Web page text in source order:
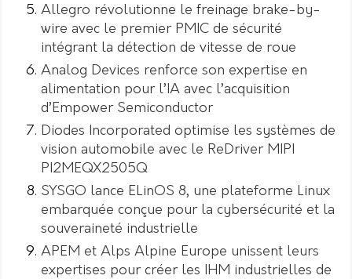
Allegro révolutionne le freinage brake-by-
wire avec le premier PMIC de sécurité
intégrant la détection de vitesse de roue
Analog Devices renforce son expertise en
alimentation pour l’IA avec l’acquisition
d’Empower Semiconductor
Diodes Incorporated optimise les systèmes de
vision automobile avec le ReDriver MIPI
PI2MEQX2505Q
SYSGO lance ELinOS 8, une plateforme Linux
embarquée conçue pour la cybersécurité et la
souveraineté industrielle
APEM et Alps Alpine Europe unissent leurs
expertises pour créer les IHM industrielles de